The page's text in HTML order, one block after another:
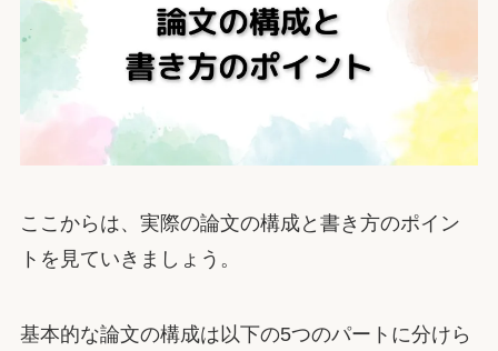
ここからは、実際の論文の構成と書き方のポイン
トを見ていきましょう。
基本的な論文の構成は以下の5つのパートに分けら